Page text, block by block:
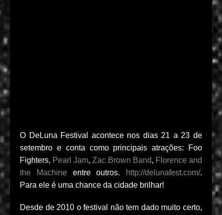
O DeLuna Festival acontece nos dias 21 a 23 de
setembro e conta como principais atrações: Foo
Fighters, Pearl Jam,Zac Brown Band, Florence and
the Machine entre outros. http://delunafest.com/.
Para ele é uma chance da cidade brilhar!
Desde de 2010 o festival não tem dado muito certo,